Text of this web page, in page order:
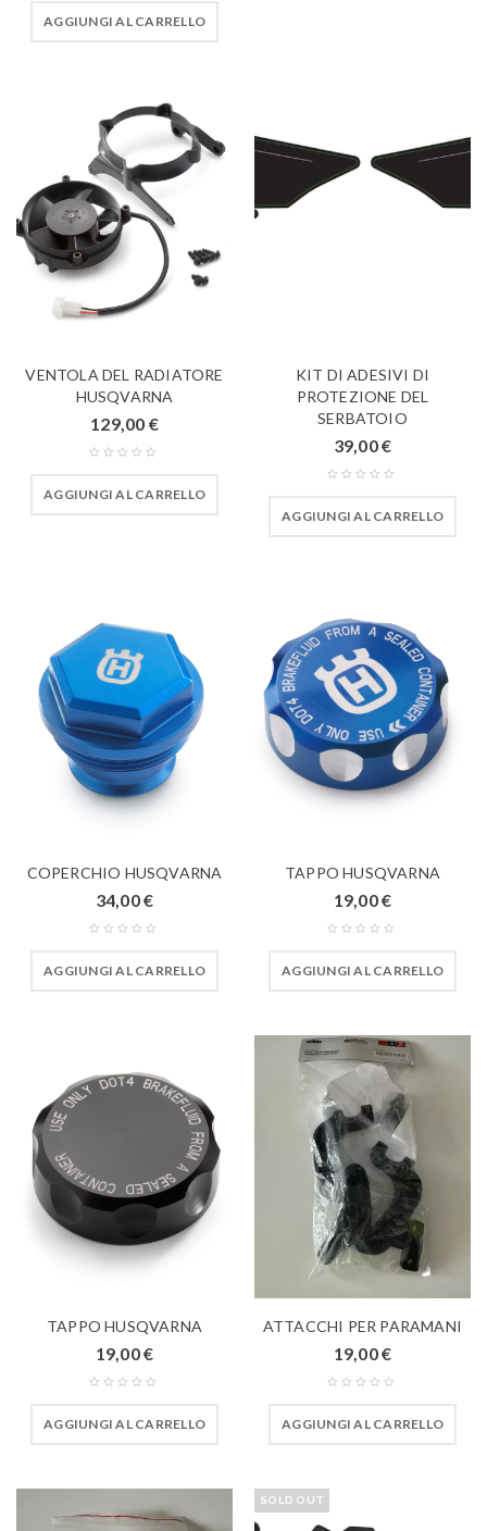
AGGIUNGI AL CARRELLO
VENTOLA DEL RADIATORE
HUSQVARNA
129,00 €
AGGIUNGI AL CARRELLO
KIT DI ADESIVI DI
PROTEZIONE DEL
SERBATOIO
39,00€
AGGIUNGI AL CARRELLO
COPERCHIO HUSQVARNA
34,00€
AGGIUNGI AL CARRELLO
TAPPO HUSQVARNA
19,00€
AGGIUNGI AL CARRELLO
TAPPO HUSQVARNA
19,00€
AGGIUNGI AL CARRELLO
ATTACCHI PER PARAMANI
19,00€
AGGIUNGI AL CARRELLO
SOLD OUT